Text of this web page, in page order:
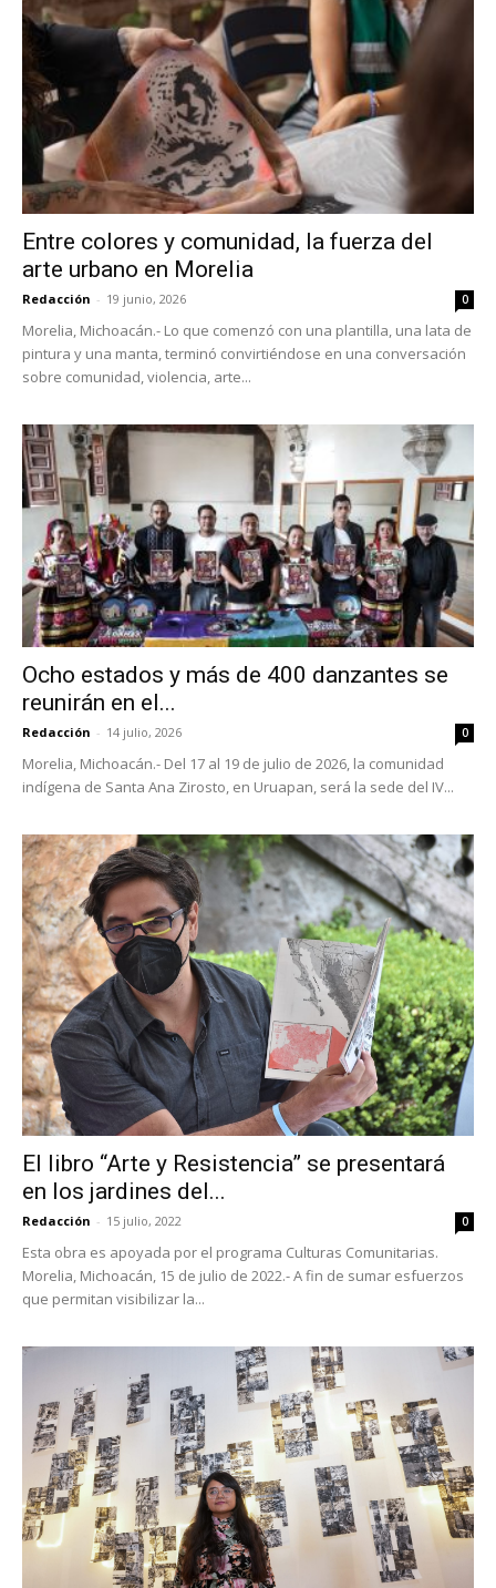
Entre colores y comunidad, la fuerza del
arte urbano en Morelia
Redacción - 19 junio, 2026 0
Morelia, Michoacán.- Lo que comenzó con una plantilla, una lata de
pintura y una manta, terminó convirtiéndose en una conversación
sobre comunidad, violencia, arte...
Ocho estados y más de 400 danzantes se
reunirán en el...
Redacción - 14 julio, 2026 0
Morelia, Michoacán.- Del 17 al 19 de julio de 2026, la comunidad
indígena de Santa Ana Zirosto, en Uruapan, será la sede del IV...
El libro “Arte y Resistencia” se presentará
en los jardines del...
Redacción - 15 julio, 2022 0
Esta obra es apoyada por el programa Culturas Comunitarias.
Morelia, Michoacán, 15 de julio de 2022.- A fin de sumar esfuerzos
que permitan visibilizar la...